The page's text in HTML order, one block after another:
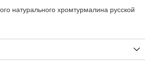
натурального хромтурмалина русской